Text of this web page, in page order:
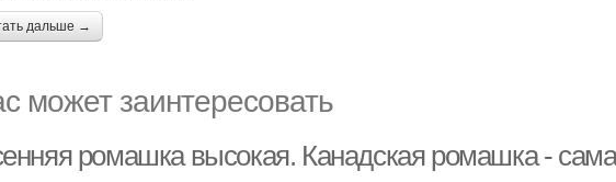
дальше →
может заинтересовать
ромашка высокая. Канадская ромашка -